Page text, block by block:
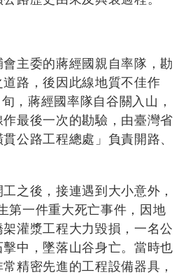
主委的蔣經國親自率隊，勘
路，後因此線地質不佳作
，蔣經國率隊自谷關入山，
最後一次的勘驗，由臺灣省
公路工程總處」負責開路、
之後，接連遇到大小意外，
第一件重大死亡事件，因地
灌漿工程大力毀損，一名公
中，墜落山谷身亡。當時也
精密先進的工程設備器具，